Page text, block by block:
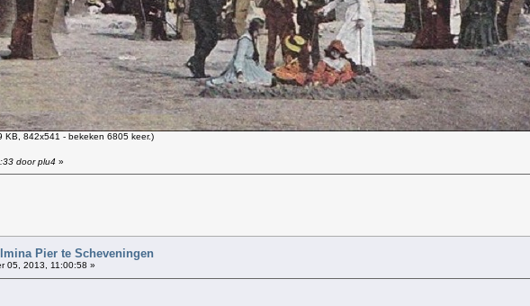
KB, 842x541 - bekeken 6805 keer.)
door plu4 »
Pier te Scheveningen
05, 2013, 11:00:58 »